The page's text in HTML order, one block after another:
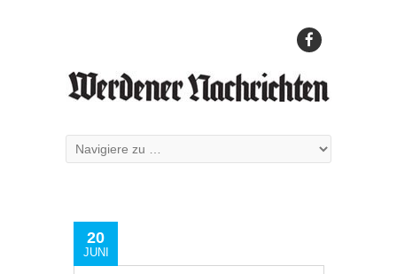
20
JUNI